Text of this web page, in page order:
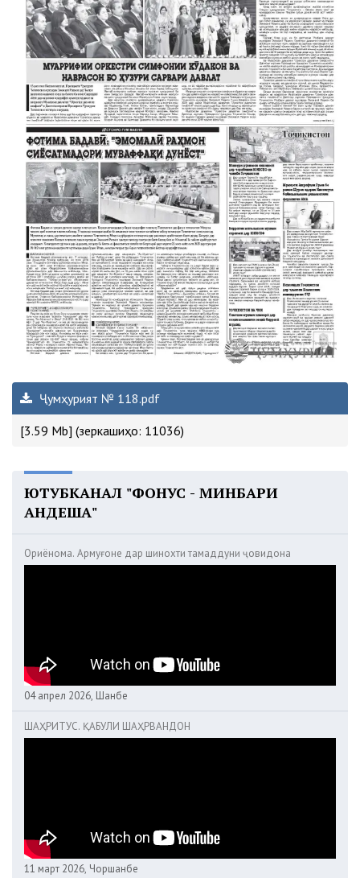
Ҷумҳурият № 118.pdf
[3.59 Mb] (зеркашиҳо: 11036)
ЮТУБКАНАЛ "ФОНУС - МИНБАРИ
АНДЕША"
Ориёнома. Армуғоне дар шинохти тамаддуни ҷовидона
04 апрел 2026, Шанбе
ШАҲРИТУС. ҚАБУЛИ ШАҲРВАНДОН
11 март 2026, Чоршанбе